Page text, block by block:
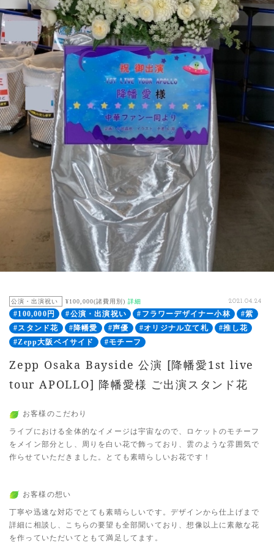
公演・出演祝い ¥100,000(諸費用別) 詳細 2021.04.24
#100,000円 #公演・出演祝い #フラワーデザイナー小林
#紫
#スタンド花
#降幡愛 #声優 #オリジナル立て札
#推し花
#Zepp大阪ベイサイド
#モチーフ
Zepp Osaka Bayside 公演 [降幡愛1st live
tour APOLLO] 降幡愛様 ご出演スタンド花
お客様のこだわり
ライブにおける全体的なイメージは宇宙なので、ロケットのモチーフ
をメイン部分とし、周りを白い花で飾っており、雲のような雰囲気で
作らせていただきました。とても素晴らしいお花です！
お客様の想い
丁寧や迅速な対応でとても素晴らしいです。デザインから仕上げまで
詳細に相談し、こちらの要望も全部聞いており、想像以上に素敵な花
を作っていただいてともて満足してます。